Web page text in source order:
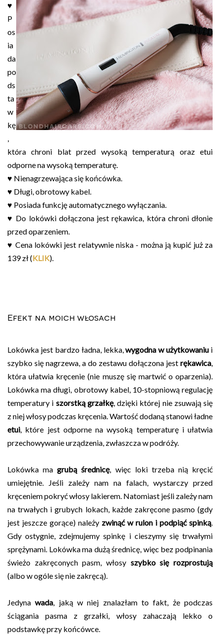
♥
P
os
ia
da
po
ds
ta
w
kę
,
która chroni blat przed wysoką temperaturą oraz etui
odporne na wysoką temperaturę.
♥ Nienagrzewająca się końcówka.
♥ Długi, obrotowy kabel.
♥ Posiada funkcję automatycznego wyłączania.
♥ Do lokówki dołączona jest rękawica, która chroni dłonie
przed oparzeniem.
♥ Cena lokówki jest relatywnie niska - można ją kupić już za
139 zł (KLIK).
Efekt na moich włosach
Lokówka jest bardzo ładna, lekka,wygodna w użytkowaniu i
szybko się nagrzewa, a do zestawu dołączona jest rękawica,
która ułatwia kręcenie (nie muszę się martwić o oparzenia).
Lokówka ma długi, obrotowy kabel, 10-stopniową regulację
temperatury i szorstką grzałkę, dzięki której nie zsuwają się
z niej włosy podczas kręcenia. Wartość dodaną stanowi ładne
etui, które jest odporne na wysoką temperaturę i ułatwia
przechowywanie urządzenia, zwłaszcza w podróży.
Lokówka magrubą średnicę, więc loki trzeba nią kręcić
umiejętnie. Jeśli zależy nam na falach, wystarczy przed
kręceniem pokryć włosy lakierem. Natomiast jeśli zależy nam
na trwałych i grubych lokach, każde zakręcone pasmo (gdy
jest jeszcze gorące) należy zwinąć w rulon i podpiąć spinką.
Gdy ostygnie, zdejmujemy spinkę i cieszymy się trwałymi
sprężynami. Lokówka ma dużą średnicę, więc bez podpinania
świeżo zakręconych pasm, włosy szybko się rozprostują
(albo w ogóle się nie zakręcą).
Jedynawada, jaką w niej znalazłam to fakt, że podczas
ściągania pasma z grzałki, włosy zahaczają lekko o
podstawkę przy końcówce.